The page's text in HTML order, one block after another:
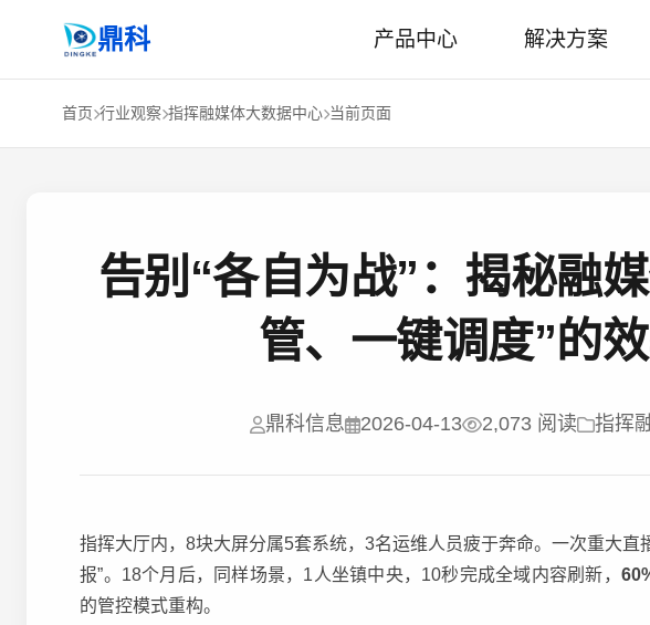
鼎科 产品中心 解决方案
首页 行业观察 指挥融媒体大数据中心 当前页面
告别“各自为战”：揭秘融
管、一键调度”的
鼎科信息 2026-04-13 2,073 阅读 指挥
指挥大厅内，8块大屏分属5套系统，3名运维人员疲于奔命。一次重大直
报”。18个月后，同样场景，1人坐镇中央，10秒完成全域内容刷新，
的管控模式重构。